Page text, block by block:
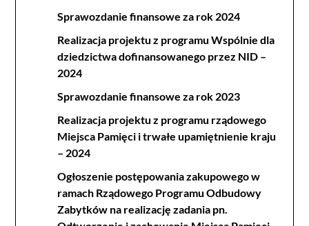
Sprawozdanie finansowe za rok 2024
Realizacja projektu z programu Wspólnie dla
dziedzictwa dofinansowanego przez NID –
2024
Sprawozdanie finansowe za rok 2023
Realizacja projektu z programu rządowego
Miejsca Pamięci i trwałe upamiętnienie kraju
– 2024
Ogłoszenie postępowania zakupowego w
ramach Rządowego Programu Odbudowy
Zabytków na realizację zadania pn.